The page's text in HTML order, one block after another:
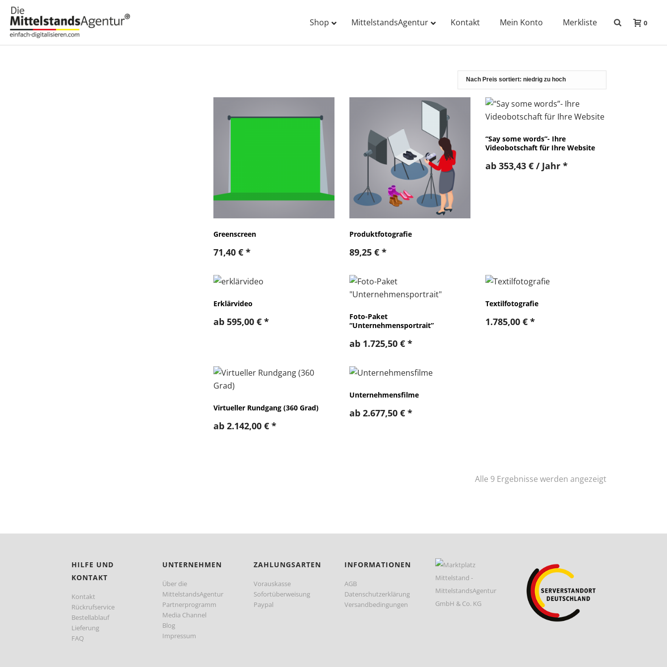
Shop MittelstandsAgentur Kontakt Mein Konto Merkliste 0
Greenscreen
71,40 €*
Produktfotografie
89,25 €*
“Say some words”- Ihre
Videobotschaft für Ihre Website
ab 353,43 € / Jahr*
Erklärvideo
ab 595,00 €*
Foto-Paket
“Unternehmensportrait”
ab 1.725,50 €*
Textilfotografie
1.785,00 €*
Virtueller Rundgang (360 Grad)
ab 2.142,00 €*
Unternehmensfilme
ab 2.677,50 €*
Alle 9 Ergebnisse werden angezeigtNach
HILFE UND
KONTAKT
Kontakt
Rückrufservice
Bestellablauf
Lieferung
FAQ
UNTERNEHMEN
Über die
MittelstandsAgentur
Partnerprogramm
Media Channel
Blog
Impressum
ZAHLUNGSARTEN
Vorauskasse
Sofortüberweisung
Paypal
INFORMATIONEN
AGB
Datenschutzerklärung
Versandbedingungen